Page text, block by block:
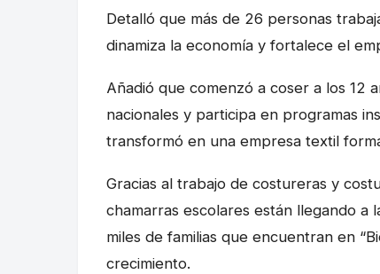
Detalló que más de 26 personas
dinamiza la economía y fortalece el
Añadió que comenzó a coser a los 12
nacionales y participa en programas
transformó en una empresa textil
Gracias al trabajo de costureras y
chamarras escolares están llegando a
miles de familias que encuentran en
crecimiento.